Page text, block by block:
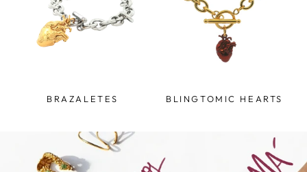
BRAZALETES BLINGTOMIC HEARTS